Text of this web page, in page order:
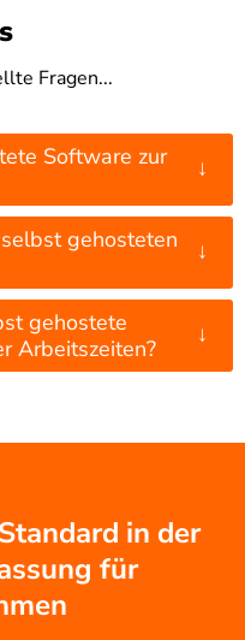
Fragen...
Software zur
↓
gehosteten
↓
gehostete
Arbeitszeiten?
↓
in der
für